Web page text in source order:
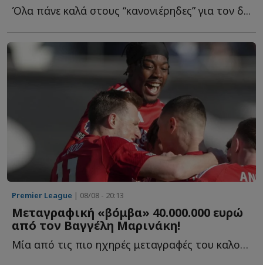
Όλα πάνε καλά στους “κανονιέρηδες” για τον δ...
Premier League | 08/08 - 20:13
Μεταγραφική «βόμβα» 40.000.000 ευρώ
από τον Βαγγέλη Μαρινάκη!
Μία από τις πιο ηχηρές μεταγραφές του καλοκαιριού ετοιμάζεται ν...